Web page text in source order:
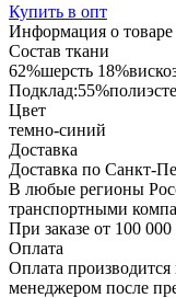
Купить в опт
Информация о товаре
Состав ткани
62%шерсть
Цвет
темно-синий
Доставка
Доставка по Санкт-
В любые регионы
транспортными
При заказе от 100
Оплата
Оплата
менеджером после